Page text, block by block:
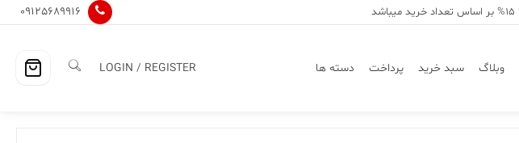
09125689916
وبلاگ سبد خرید پرداخت دسته ها LOGIN / REGISTER